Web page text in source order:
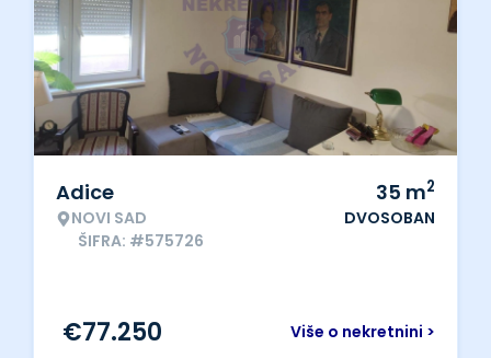
Adice
NOVI SAD
ŠIFRA: #575726
35 m2
DVOSOBAN
Više o nekretnini >
€77.250